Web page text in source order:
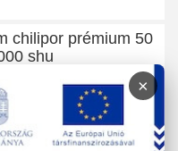
chilipor prémium 50
shu
×